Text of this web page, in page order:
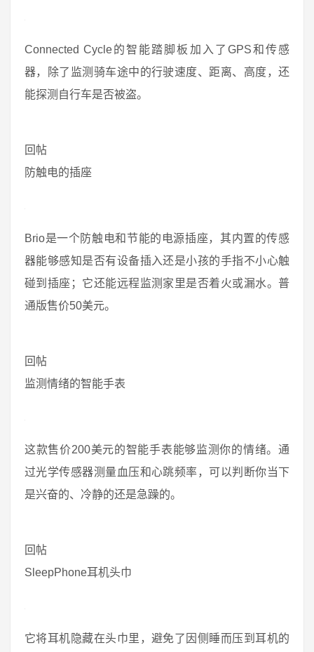
Connected Cycle的智能踏脚板加入了GPS和传感
器，除了监测骑车途中的行驶速度、距离、高度，还
能探测自行车是否被盗。
回帖
防触电的插座
Brio是一个防触电和节能的电源插座，其内置的传感
器能够感知是否有设备插入还是小孩的手指不小心触
碰到插座；它还能远程监测家里是否着火或漏水。普
通版售价50美元。
回帖
监测情绪的智能手表
这款售价200美元的智能手表能够监测你的情绪。通
过光学传感器测量血压和心跳频率，可以判断你当下
是兴奋的、冷静的还是急躁的。
回帖
SleepPhone耳机头巾
它将耳机隐藏在头巾里，避免了因侧睡而压到耳机的